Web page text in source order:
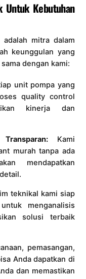
Untuk Kebutuhan
mitra dalam
keunggulan yang
dengan kami:
unit pompa yang
quality control
kinerja dan
Kami
murah tanpa ada
mendapatkan
teknikal kami siap
menganalisis
solusi terbaik
pemasangan,
Anda dapatkan di
dan memastikan